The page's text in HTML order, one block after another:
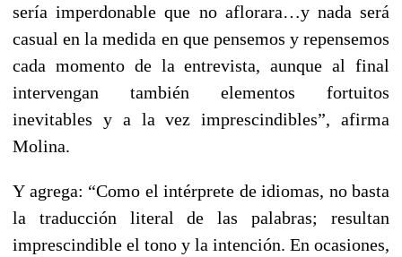
sería imperdonable que no aflorara…y nada será
casual en la medida en que pensemos y repensemos
cada momento de la entrevista, aunque al final
intervengan también elementos fortuitos
inevitables y a la vez imprescindibles”, afirma
Molina.
Y agrega: “Como el intérprete de idiomas, no basta
la traducción literal de las palabras; resultan
imprescindible el tono y la intención. En ocasiones,